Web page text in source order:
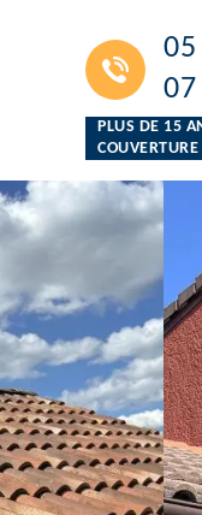
PLUS DE 15